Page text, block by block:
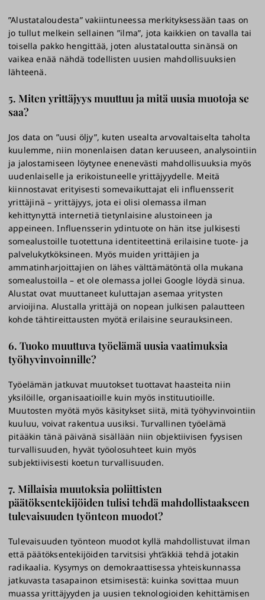
”Alustataloudesta” vakiintuneessa merkityksessään taas on
jo tullut melkein sellainen ”ilma”, jota kaikkien on tavalla tai
toisella pakko hengittää, joten alustataloutta sinänsä on
vaikea enää nähdä todellisten uusien mahdollisuuksien
lähteenä.
5. Miten yrittäjyys muuttuu ja mitä uusia muotoja se
saa?
Jos data on ”uusi öljy”, kuten usealta arvovaltaiselta taholta
kuulemme, niin monenlaisen datan keruuseen, analysointiin
ja jalostamiseen löytynee enenevästi mahdollisuuksia myös
uudenlaiselle ja erikoistuneelle yrittäjyydelle. Meitä
kiinnostavat erityisesti somevaikuttajat eli influensserit
yrittäjinä – yrittäjyys, jota ei olisi olemassa ilman
kehittynyttä internetiä tietynlaisine alustoineen ja
appeineen. Influensserin ydintuote on hän itse julkisesti
somealustoille tuotettuna identiteettinä erilaisine tuote- ja
palvelukytköksineen. Myös muiden yrittäjien ja
ammatinharjoittajien on lähes välttämätöntä olla mukana
somealustoilla – et ole olemassa jollei Google löydä sinua.
Alustat ovat muuttaneet kuluttajan asemaa yritysten
arvioijina. Alustalla yrittäjä on nopean julkisen palautteen
kohde tähtireittausten myötä erilaisine seurauksineen.
6. Tuoko muuttuva työelämä uusia vaatimuksia
työhyvinvoinnille?
Työelämän jatkuvat muutokset tuottavat haasteita niin
yksilöille, organisaatioille kuin myös instituutioille.
Muutosten myötä myös käsitykset siitä, mitä työhyvinvointiin
kuuluu, voivat rakentua uusiksi. Turvallinen työelämä
pitääkin tänä päivänä sisällään niin objektiivisen fyysisen
turvallisuuden, hyvät työolosuhteet kuin myös
subjektiivisesti koetun turvallisuuden.
7. Millaisia muutoksia poliittisten
päätöksentekijöiden tulisi tehdä mahdollistaakseen
tulevaisuuden työnteon muodot?
Tulevaisuuden työnteon muodot kyllä mahdollistuvat ilman
että päätöksentekijöiden tarvitsisi yht’äkkiä tehdä jotakin
radikaalia. Kysymys on demokraattisessa yhteiskunnassa
jatkuvasta tasapainon etsimisestä: kuinka sovittaa muun
muassa yrittäjyyden ja uusien teknologioiden kehittämisen